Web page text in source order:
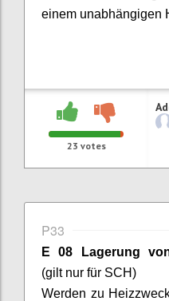
einem unabhängigen
23 votes
P33
E 08 Lagerung
(gilt nur für SCH)
Werden zu